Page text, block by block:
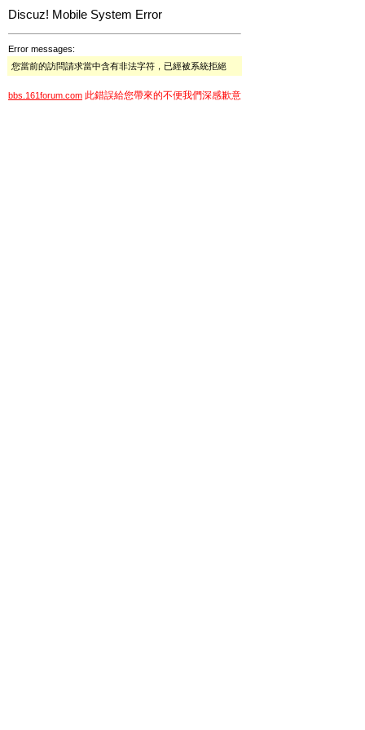
Discuz! Mobile System Error
Error messages:
您當前的訪問請求當中含有非法字符，已經被系統拒絕
bbs.161forum.com 此錯誤給您帶來的不便我們深感歉意